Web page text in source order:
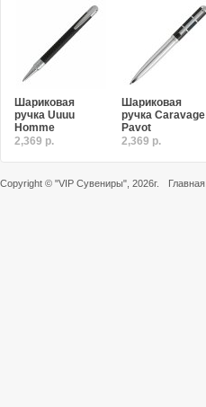
Шариковая
ручка Uuuu
Homme
2,369 р.
Шариковая
ручка Caravage
Pavot
2,369 р.
Copyright © "VIP Сувениры" , 2026г. Главная